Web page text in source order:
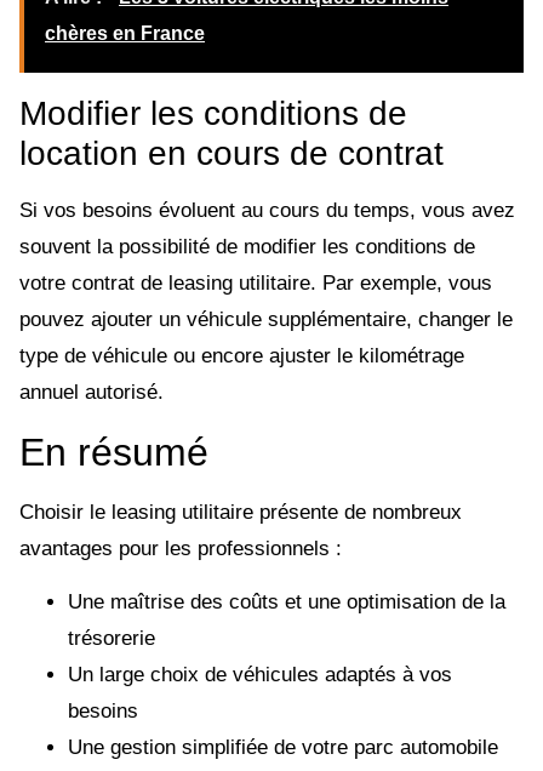
chères en France
Modifier les conditions de
location en cours de contrat
Si vos besoins évoluent au cours du temps, vous avez
souvent la possibilité de modifier les conditions de
votre contrat de leasing utilitaire. Par exemple, vous
pouvez ajouter un véhicule supplémentaire, changer le
type de véhicule ou encore ajuster le kilométrage
annuel autorisé.
En résumé
Choisir le leasing utilitaire présente de nombreux
avantages pour les professionnels :
Une maîtrise des coûts et une optimisation de la
trésorerie
Un large choix de véhicules adaptés à vos
besoins
Une gestion simplifiée de votre parc automobile